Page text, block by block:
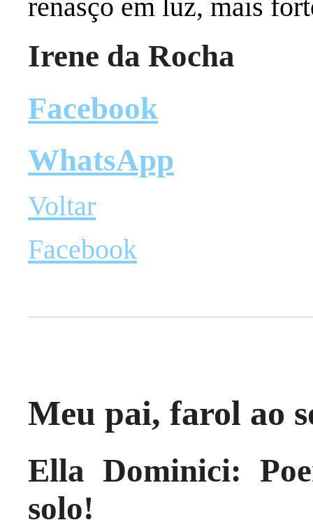
renasço em luz, mais
Irene da Rocha
Facebook
WhatsApp
Voltar
Facebook
Meu pai, farol ao
Ella Dominici:
solo!